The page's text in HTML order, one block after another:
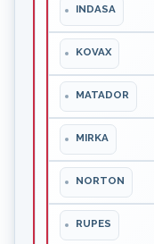
INDASA
KOVAX
MATADOR
MIRKA
NORTON
RUPES